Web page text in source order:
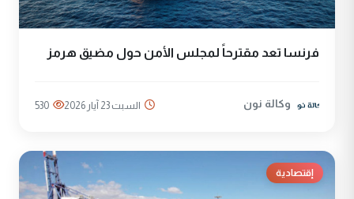
فرنسا تعد مقترحاً لمجلس الأمن حول مضيق هرمز
وكالة نون السبت 23 آيار 2026 530
إقتصادية